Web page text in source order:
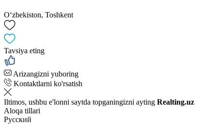
Oʻzbekiston, Toshkent
Tavsiya eting
Arizangizni yuboring
Kontaktlarni ko'rsatish
Iltimos, ushbu e'lonni saytda topganingizni ayting Realting.uz
Aloqa tillari
Русский